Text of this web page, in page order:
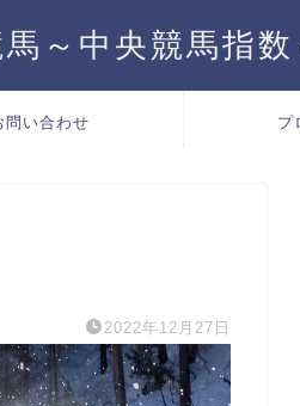
～中央競馬指数
問い合わせ プ
2022年12月27日